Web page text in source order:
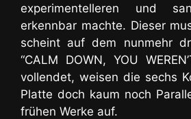
experimentelleren und
erkennbar machte. Dieser
scheint auf dem nunmehr
“CALM DOWN, YOU
vollendet, weisen die sechs
Platte doch kaum noch
frühen Werke auf.